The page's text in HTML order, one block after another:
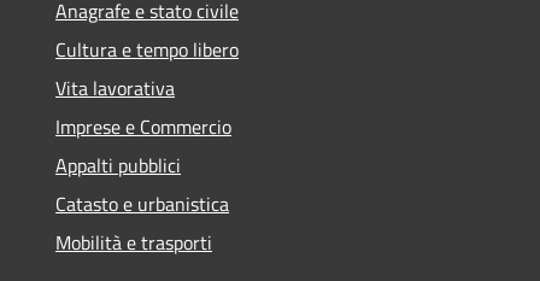
Anagrafe e stato civile
Cultura e tempo libero
Vita lavorativa
Imprese e Commercio
Appalti pubblici
Catasto e urbanistica
Mobilità e trasporti